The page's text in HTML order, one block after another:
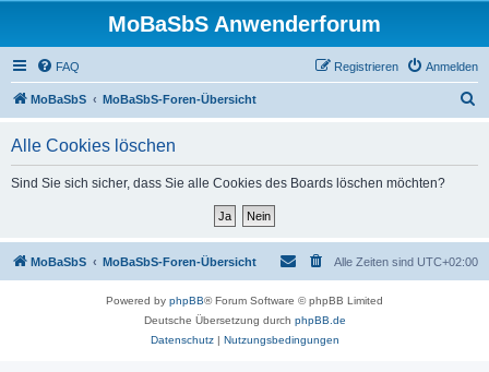
MoBaSbS Anwenderforum
FAQ Anmelden
Registrieren
MoBaSbS MoBaSbS-Foren-Übersicht
Alle Cookies löschen
Sind Sie sich sicher, dass Sie alle Cookies des Boards löschen möchten?
MoBaSbS MoBaSbS-Foren-Übersicht Alle Zeiten sind UTC+02:00
Powered by phpBB® Forum Software © phpBB Limited
Deutsche Übersetzung durch phpBB.de
Datenschutz| Nutzungsbedingungen